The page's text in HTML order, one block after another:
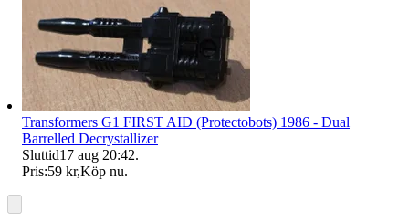
Transformers G1 FIRST AID (Protectobots) 1986 - Dual
Barrelled Decrystallizer
Sluttid17 aug 20:42.
Pris:59 kr,Köp nu.